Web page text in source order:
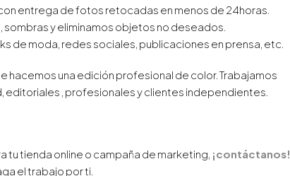
entrega de fotos retocadas en menos de 24horas.
sombras y eliminamos objetos no deseados.
de moda, redes sociales, publicaciones en prensa, etc.
una edición profesional de color. Trabajamos
editoriales , profesionales y clientes independientes.
tienda online o campaña de marketing, ¡contáctanos!
el trabajo por ti.